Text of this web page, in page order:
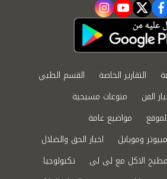
facebook
twitter
youtube
instagram
التقارير الخاصة
القسم الطبي
الفن
منوعات مسيحية
مواضيع عامة
وموبايل
اخبار الحق والضلال
مطبخ الاكل مع لى لى
تكنولوجيا